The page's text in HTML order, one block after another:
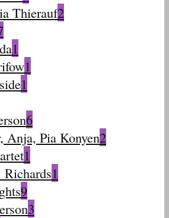
Thierauf2
1
1
1
6
Anja, Pia Konyen2
1
1
9
3